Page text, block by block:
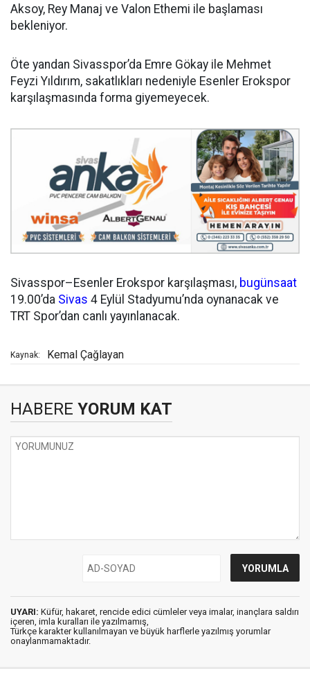
Aksoy, Rey Manaj ve Valon Ethemi ile başlaması
bekleniyor.
Öte yandan Sivasspor’da Emre Gökay ile Mehmet
Feyzi Yıldırım, sakatlıkları nedeniyle Esenler Erokspor
karşılaşmasında forma giyemeyecek.
Sivasspor–Esenler Erokspor karşılaşması, bugünsaat
19.00’da Sivas 4 Eylül Stadyumu’nda oynanacak ve
TRT Spor’dan canlı yayınlanacak.
Kaynak: Kemal Çağlayan
HABERE YORUM KAT
UYARI: Küfür, hakaret, rencide edici cümleler veya imalar, inançlara saldırı
içeren, imla kuralları ile yazılmamış,
Türkçe karakter kullanılmayan ve büyük harflerle yazılmış yorumlar
onaylanmamaktadır.